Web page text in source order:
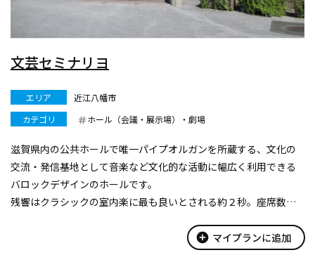
文芸セミナリヨ
エリア
近江八幡市
カテゴリ
ホール（会議・展示場）・劇場
滋賀県内の公共ホールで唯一パイプオルガンを所蔵する、文化の
交流・発信基地として音楽など文化的な活動に幅広く利用できる
バロックデザインのホールです。
残響はクラシックの室内楽に最も良いとされる約２秒。座席数３
コンサートの楽しさを心ゆくまでご堪能ください。
add_circle マイプランに追加